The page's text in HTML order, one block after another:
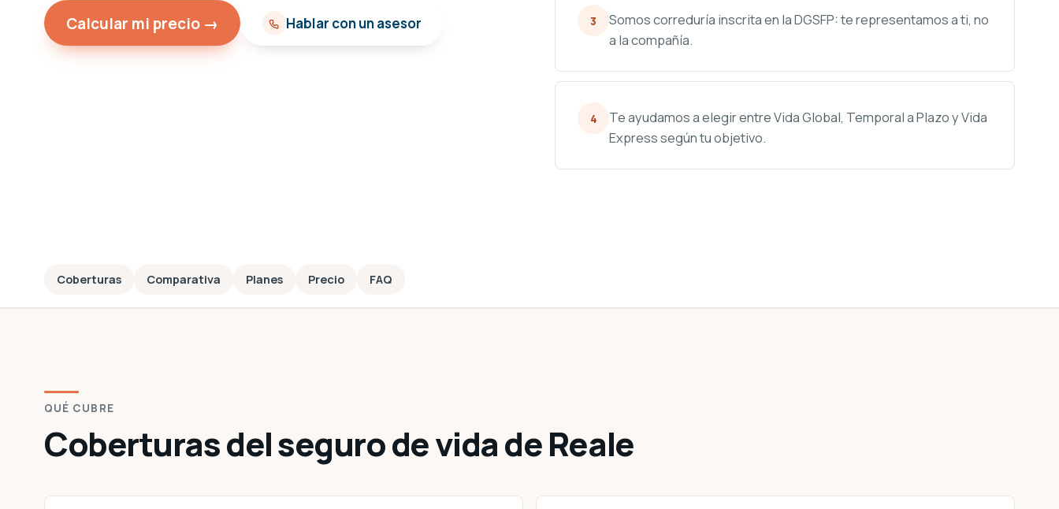
Calcular mi precio → Hablar con un asesor 3
Somos correduría inscrita en la DGSFP: te representamos a ti, no
a la compañía.
4
Te ayudamos a elegir entre Vida Global, Temporal a Plazo y Vida
Express según tu objetivo.
Coberturas Comparativa Planes Precio FAQ
QUÉ CUBRE
Coberturas del seguro de vida de Reale